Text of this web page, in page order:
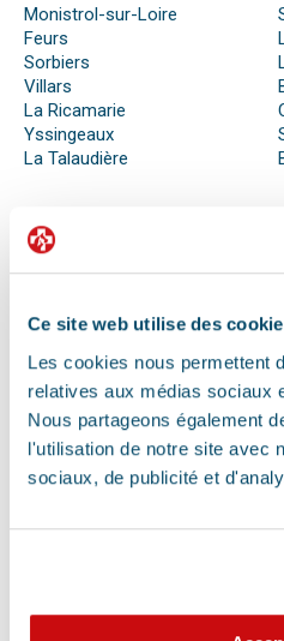
Ce site web utilise des
Les cookies nous permettent
relatives aux médias sociaux
Nous partageons également
l'utilisation de notre site avec
sociaux, de publicité et
Monistrol-sur-Loire
Feurs
Sorbiers
Villars
La Ricamarie
Yssingeaux
La Talaudière
QUE FAIRE EN CAS
perdre nos moyens. En effet, s’il
préparer totalement à ce type
peuvent être salvateurs.
Ainsi, le premier réflexe à avoir
contacter le vétérinaire de garde
vétérinaire la plus proche de
également de ne pas paniquer et
Pour pouvoir détecter un mal-
signaux. Tout comportement
Les difficultés respiratoires,